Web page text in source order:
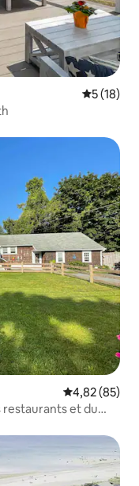
Note
5 (18)
Note
4,82 (85)
restaurants et du